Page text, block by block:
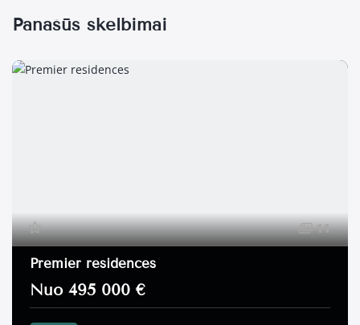
Panašūs skelbimai
11
Premier residences
Nuo 495 000 €